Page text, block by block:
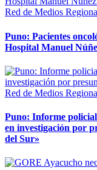
Red de Medios
Puno: Pacientes
Hospital Manuel
Red de Medios
Puno: Informe
en investigación por
del Sur»